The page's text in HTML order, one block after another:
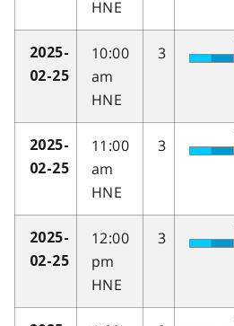
HNE
2025-
02-25
10:00
am
HNE
3
2025-
02-25
11:00
am
HNE
3
2025-
02-25
12:00
pm
HNE
3